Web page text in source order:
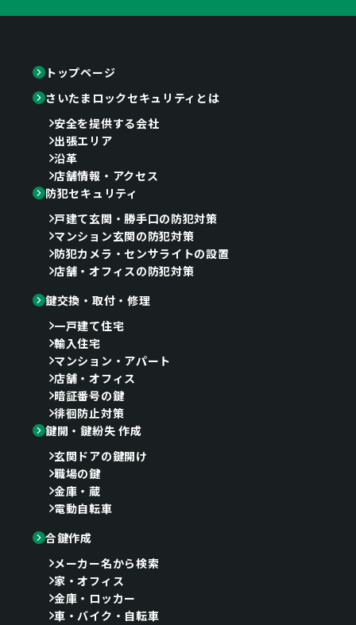
トップページ
さいたまロックセキュリティとは
安全を提供する会社
出張エリア
沿革
店舗情報・アクセス
防犯セキュリティ
戸建て玄関・勝手口の防犯対策
マンション玄関の防犯対策
防犯カメラ・センサライトの設置
店舗・オフィスの防犯対策
鍵交換・取付・修理
一戸建て住宅
輸入住宅
マンション・アパート
店舗・オフィス
暗証番号の鍵
徘徊防止対策
鍵開・鍵紛失 作成
玄関ドアの鍵開け
職場の鍵
金庫・蔵
電動自転車
合鍵作成
メーカー名から検索
家・オフィス
金庫・ロッカー
車・バイク・自転車